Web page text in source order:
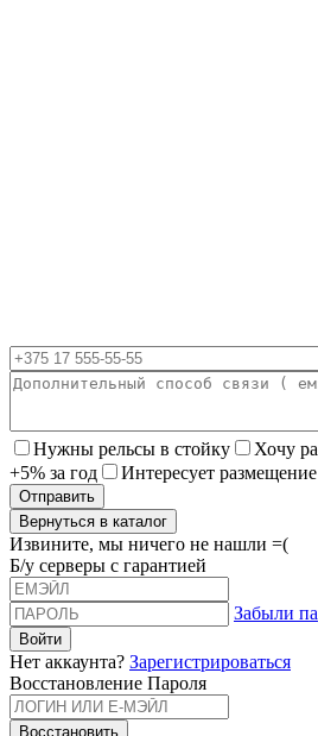
Нужны рельсы в стойку
Хочу
+5% за год
Интересует
Вернуться в каталог
Извините, мы ничего не нашли =(
Б/у серверы с гарантией
Забыли
Нет аккаунта? Зарегистрироваться
Восстановление Пароля